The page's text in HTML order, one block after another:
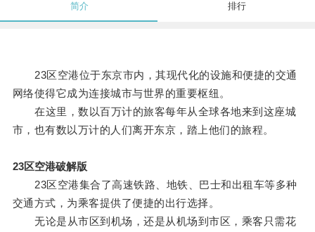
简介 排行
23区空港位于东京市内，其现代化的设施和便捷的交通
网络使得它成为连接城市与世界的重要枢纽。
在这里，数以百万计的旅客每年从全球各地来到这座城
市，也有数以万计的人们离开东京，踏上他们的旅程。
23区空港破解版
23区空港集合了高速铁路、地铁、巴士和出租车等多种
交通方式，为乘客提供了便捷的出行选择。
无论是从市区到机场，还是从机场到市区，乘客只需花